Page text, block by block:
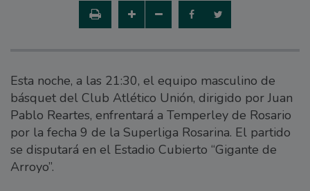
Esta noche, a las 21:30, el equipo masculino de
básquet del Club Atlético Unión, dirigido por Juan
Pablo Reartes, enfrentará a Temperley de Rosario
por la fecha 9 de la Superliga Rosarina. El partido
se disputará en el Estadio Cubierto “Gigante de
Arroyo”.